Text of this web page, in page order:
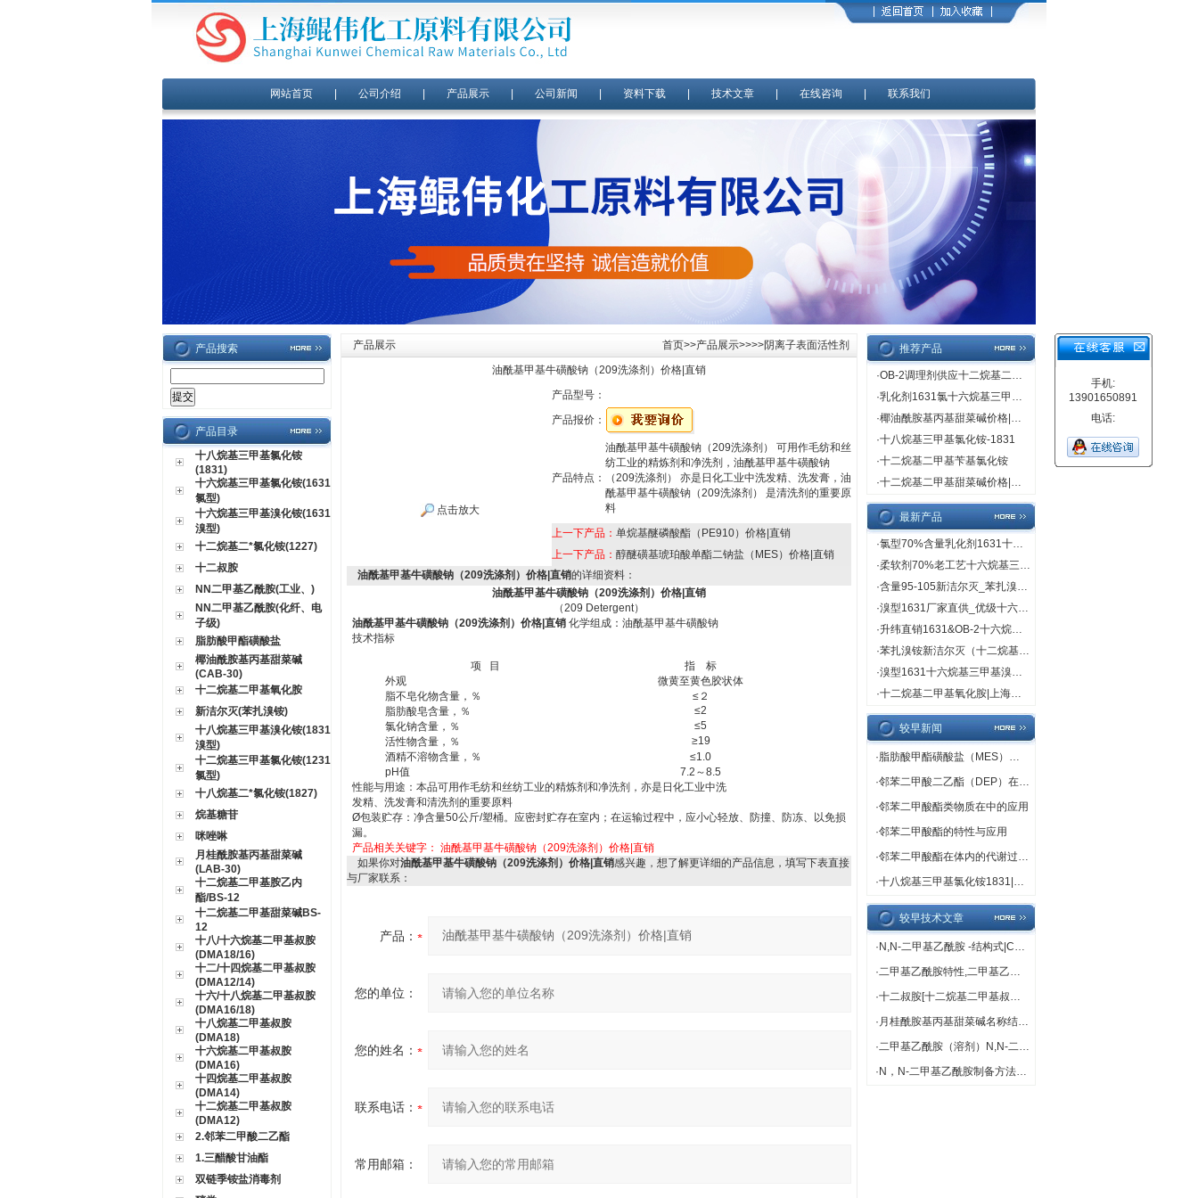
网站首页| 公司介绍 产品展示| 公司新闻 资料下载| 技术文章| 在线咨询 联系我们
手机:
13901650891
电话:
产品搜索
产品目录
十八烷基三甲基氯化铵
(1831)
十六烷基三甲基氯化铵(1631
氯型)
十六烷基三甲基溴化铵(1631
溴型)
十二烷基二*氯化铵(1227)
十二叔胺
NN二甲基乙酰胺(工业、)
NN二甲基乙酰胺(化纤、电
子级)
脂肪酸甲酯磺酸盐
椰油酰胺基丙基甜菜碱
(CAB-30)
十二烷基二甲基氧化胺
新洁尔灭(苯扎溴铵)
十八烷基三甲基溴化铵(1831
溴型)
十二烷基三甲基氯化铵(1231
氯型)
十八烷基二*氯化铵(1827)
烷基糖苷
咪唑啉
月桂酰胺基丙基甜菜碱
(LAB-30)
十二烷基二甲基胺乙内
酯/BS-12
十二烷基二甲基甜菜碱BS-
12
十八/十六烷基二甲基叔胺
(DMA18/16)
十二/十四烷基二甲基叔胺
(DMA12/14)
十六/十八烷基二甲基叔胺
(DMA16/18)
十八烷基二甲基叔胺
(DMA18)
十六烷基二甲基叔胺
(DMA16)
十四烷基二甲基叔胺
(DMA14)
十二烷基二甲基叔胺
(DMA12)
2.邻苯二甲酸二乙酯
1.三醋酸甘油酯
双链季铵盐消毒剂
产品展示 首页>>产品展示>>>>阴离子表面活性剂
油酰基甲基牛磺酸钠（209洗涤剂）价格|直销
点击放大
产品型号：
产品报价：
产品特点：
油酰基甲基牛磺酸钠（209洗涤剂） 可用作毛纺和丝
纺工业的精炼剂和净洗剂，油酰基甲基牛磺酸钠
（209洗涤剂） 亦是日化工业中洗发精、洗发膏，油
酰基甲基牛磺酸钠（209洗涤剂） 是清洗剂的重要原
料
上一下产品： 单烷基醚磷酸酯（PE910）价格|直销
上一下产品： 醇醚磺基琥珀酸单酯二钠盐（MES）价格|直销
油酰基甲基牛磺酸钠（209洗涤剂）价格|直销的详细资料：
油酰基甲基牛磺酸钠（209洗涤剂）价格|直销
（209 Detergent）
油酰基甲基牛磺酸钠（209洗涤剂）价格|直销 化学组成：油酰基甲基牛磺酸钠
技术指标
项 目 指
标
外观
微黄至黄色胶状体
脂不皂化物含量，％
≤２
脂肪酸皂含量，％
≤2
氯化钠含量，％
≤5
活性物含量，％
≥19
酒精不溶物含量，％
≤1.0
pH值 7.2 ～8.5
性能与用途：本品可用作毛纺和丝纺工业的精炼剂和净洗剂，亦是日化工业中洗
发精、洗发膏和清洗剂的重要原料
Ø包装贮存：净含量50公斤/塑桶。应密封贮存在室内；在运输过程中，应小心轻放、防撞、防冻、以免损
漏。
产品相关关键字： 油酰基甲基牛磺酸钠（209洗涤剂）价格|直销
如果你对油酰基甲基牛磺酸钠（209洗涤剂）价格|直销感兴趣，想了解更详细的产品信息，填写下表直接
与厂家联系：
产品：
您的单位：
您的姓名：
联系电话：
常用邮箱：
推荐产品
·OB-2调理剂供应十二烷基二甲基氧化胺
·乳化剂1631氯十六烷基三甲基氯化铵价格直销
·椰油酰胺基丙基甜菜碱价格|直销
·十八烷基三甲基氯化铵-1831
·十二烷基二甲基苄基氯化铵
·十二烷基二甲基甜菜碱价格|直销
最新产品
·氯型70%含量乳化剂1631十六烷基三甲基氯（溴）化铵
·柔软剂70%老工艺十六烷基三甲基溴化铵（1631溴型）
·含量95-105新洁尔灭_苯扎溴铵品牌_上海鲲伟规格95-105
·溴型1631厂家直供_优级十六烷基三甲基溴化铵_新价格
·升纬直销1631&OB-2十六烷基三甲基溴化铵十二烷基二甲基氧化胺
·苯扎溴铵新洁尔灭（十二烷基二甲基苄基溴化铵）
·溴型1631十六烷基三甲基溴化铵CMC值_上海升纬生产
·十二烷基二甲基氧化胺|上海升纬化工原料
较早新闻
·脂肪酸甲酯磺酸盐（MES）在洗涤剂中的应用
·邻苯二甲酸二乙酯（DEP）在包装也有应用
·邻苯二甲酸酯类物质在中的应用
·邻苯二甲酸酯的特性与应用
·邻苯二甲酸酯在体内的代谢过程解析
·十八烷基三甲基氯化铵1831|中文名称 |十八烷基三甲基氯化铵[1] 别名 1831 英文名称 Octadearyl dimethyl ammonium chloride 英文别名 n-Octadecyltrimethylammonium Chloride; trimethyloctadecylammonium chloride; Octadearyldimethylammonium chloride; Octadecyl Trimethyl Ammonium Chloride; O
较早技术文章
· N,N-二甲基乙酰胺 -结构式|CAS|物化性质|化学名称|英文名称|分 子 式|结 构 式
·二甲基乙酰胺特性,二甲基乙酰胺用途
·十二叔胺[十二烷基二甲基叔胺]性质描述生产方法用途
· 月桂酰胺基丙基甜菜碱名称结构用途
·二甲基乙酰胺（溶剂）N,N-二甲基乙酰胺制造的聚偏氟乙烯（PVDF）中空纤维膜及应用
· N，N-二甲基乙酰胺制备方法性质用途